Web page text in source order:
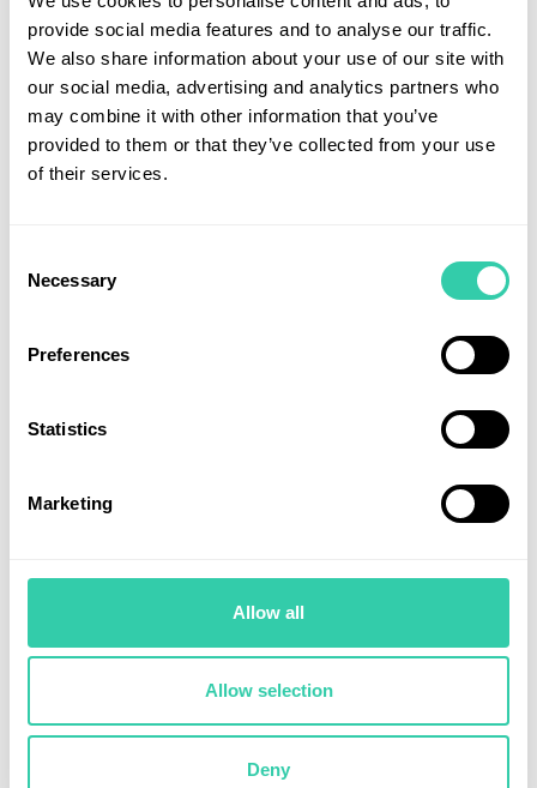
provide social media features and to analyse our traffic.
We also share information about your use of our site with
our social media, advertising and analytics partners who
may combine it with other information that you’ve
provided to them or that they’ve collected from your use
of their services.
Selection
Necessary
Preferences
Statistics
Marketing
Allow all
Allow selection
Deny
Guatemalas framtida hälsobehov.
Bolag som förändrar den
globala hälsan
luftvägssjukdomar (FN:s globala hållbarhetsmål
3.4.1). Våra investeringar syftar till att minska dessa
avkastning.
Exempel på investeringar som finns i HealthInvests
Kronisk obstruktiv lungsjukdom (KOL) är den tredje
minskar dödligheten med 39 procent jämfört med
andra behandlingar. Marknaden för KOL-läkemedel
som Breztri förväntas växa från 12 miljarder dollar
idag till 24 miljarder dollar år 2030.
GLP-1 receptoragonister från